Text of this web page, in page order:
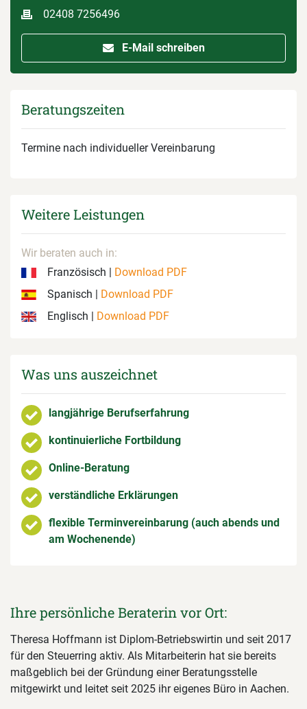
02408 7256496
E-Mail schreiben
Beratungszeiten
Termine nach individueller Vereinbarung
Weitere Leistungen
Wir beraten auch in:
Französisch |
Download PDF
Spanisch |
Download PDF
Englisch |
Download PDF
Was uns auszeichnet
langjährige Berufserfahrung
kontinuierliche Fortbildung
Online-Beratung
verständliche Erklärungen
flexible Terminvereinbarung (auch abends und
am Wochenende)
Ihre persönliche Beraterin vor Ort:
Theresa Hoffmann ist Diplom-Betriebswirtin und seit 2017
für den Steuerring aktiv. Als Mitarbeiterin hat sie bereits
maßgeblich bei der Gründung einer Beratungsstelle
mitgewirkt und leitet seit 2025 ihr eigenes Büro in Aachen.